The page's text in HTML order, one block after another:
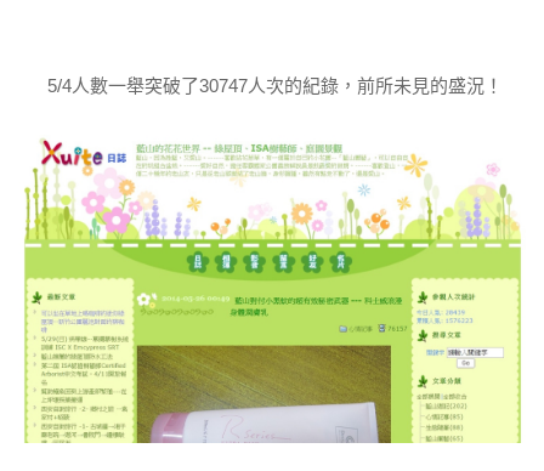
5/4人數一舉突破了30747人次的紀錄，前所未見的盛況！